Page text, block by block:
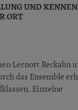
UND
Lernort Reckahn
das Ensemble
Einzelne